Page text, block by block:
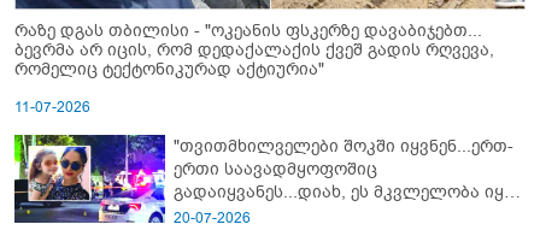
რაზე დგას თბილისი - "ოკეანის ფსკერზე დავაბიჯებთ...
ბევრმა არ იცის, რომ დედაქალაქის ქვეშ გადის რღვევა,
რომელიც ტექტონიკურად აქტიურია"
11-07-2026
"თვითმხილველები შოკში იყვნენ...ერთ-
ერთი საავადმყოფოშიც
გადაიყვანეს...დიახ, ეს მკვლელობა იყო"
- გორში დატრიალებული ტრაგედიის
20-07-2026